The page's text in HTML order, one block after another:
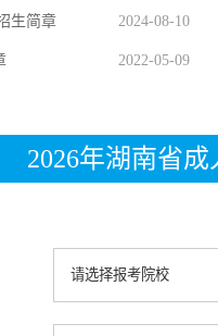
2024-08-10
生简章
2022-05-09
2026年湖南省